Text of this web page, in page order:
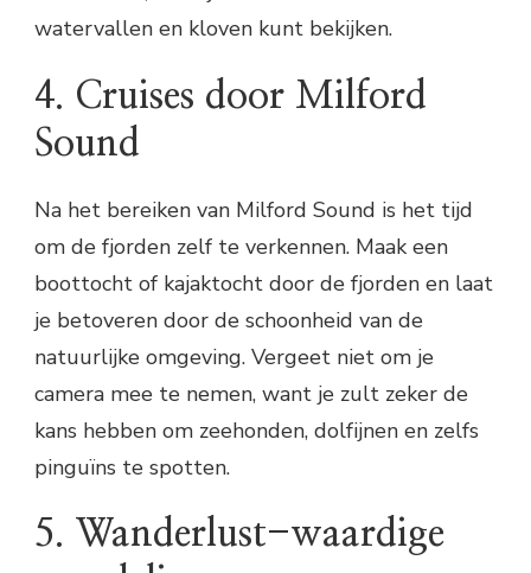
watervallen en kloven kunt bekijken.
4. Cruises door Milford
Sound
Na het bereiken van Milford Sound is het tijd
om de fjorden zelf te verkennen. Maak een
boottocht of kajaktocht door de fjorden en laat
je betoveren door de schoonheid van de
natuurlijke omgeving. Vergeet niet om je
camera mee te nemen, want je zult zeker de
kans hebben om zeehonden, dolfijnen en zelfs
pinguïns te spotten.
5. Wanderlust-waardige